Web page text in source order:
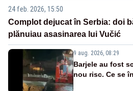
24 feb. 2026, 15:50
Complot dejucat în Serbia: doi
plănuiau asasinarea lui Vučić
9 aug. 2026, 08:29
Barjele au fost
nou risc. Ce se